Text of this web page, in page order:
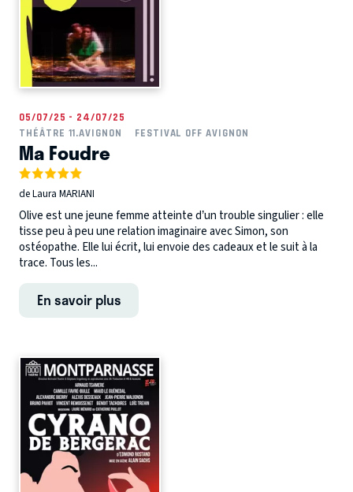
05/07/25 - 24/07/25
THÉÂTRE 11.AVIGNON
FESTIVAL OFF AVIGNON
Ma Foudre
de Laura MARIANI
Olive est une jeune femme atteinte d’un trouble singulier : elle
tisse peu à peu une relation imaginaire avec Simon, son
ostéopathe. Elle lui écrit, lui envoie des cadeaux et le suit à la
trace. Tous les...
En savoir plus